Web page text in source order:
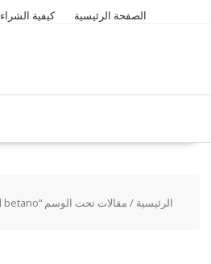
الصفحة الرئيسية كيفية الشراء
الرئيسية / مقالات تحت الوسم “código promocional betano”